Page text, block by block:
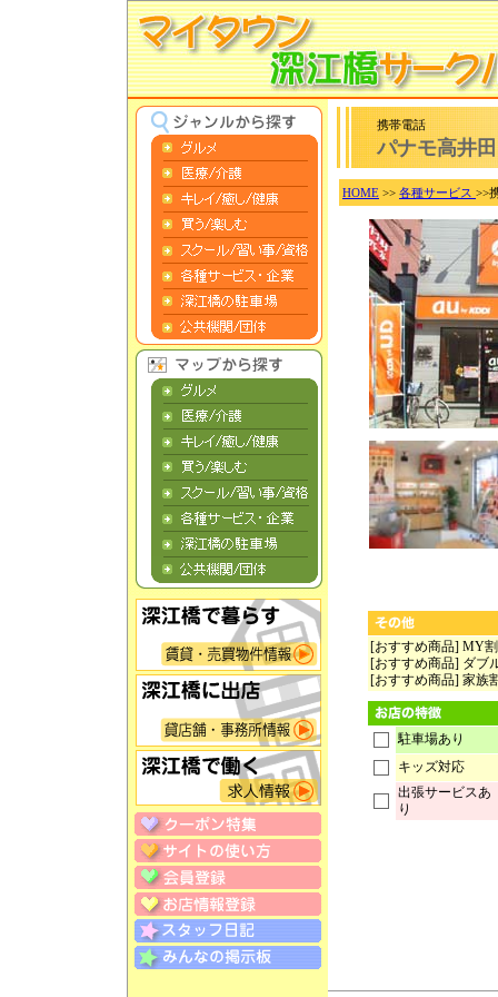
携帯電話
パナモ高井田
HOME >> 各種サービス >>
[おすすめ商品] MY割
[おすすめ商品] ダブ
[おすすめ商品] 家族
駐車場あり
キッズ対応
出張サービスあ
り